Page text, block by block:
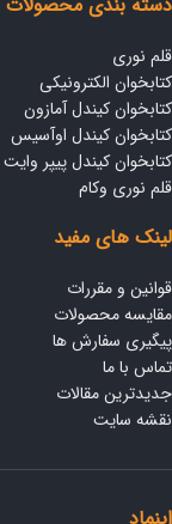
قلم نوری
کتابخوان الکترونیکی
کتابخوان کیندل آمازون
کتابخوان کیندل اوآسیس
کتابخوان کیندل پیپر وایت
قلم نوری وکام
لینک های مفید
قوانین و مقررات
مقایسه محصولات
پیگیری سفارش ها
تماس با ما
جدیدترین مقالات
نقشه سایت